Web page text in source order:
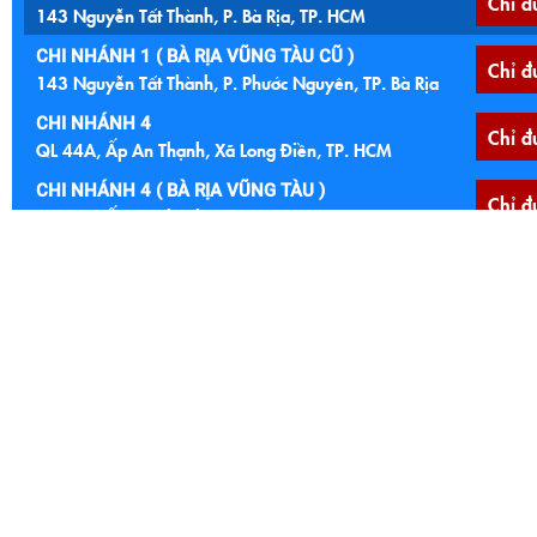
143 Nguyễn Tất Thành, P. Bà Rịa, TP. HCM
CHI NHÁNH 1 ( BÀ RỊA VŨNG TÀU CŨ )
143 Nguyễn Tất Thành, P. Phước Nguyên, TP. Bà Rịa Chỉ
CHI NHÁNH 4
QL 44A, Ấp An Thạnh, Xã Long Điền, TP. HCM Chỉ
CHI NHÁNH 4 ( BÀ RỊA VŨNG TÀU )
QL 44A, Ấp An Thạnh, Xã An Ngãi, Huyện Long Điền Chỉ